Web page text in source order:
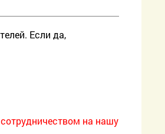
Если да,
на нашу